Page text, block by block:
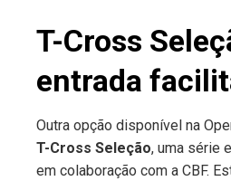
T-Cross
entrada
Outra opção disponível na
T-Cross Seleção, uma série
em colaboração com a CBF.